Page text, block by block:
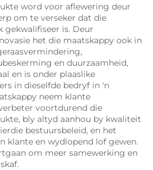
word voor aflewering deur
om te verseker dat die
gekwalifiseer is. Deur
het die maatskappy ook in
en duurzaamheid,
en is onder plaaslike
in dieselfde bedryf in 'n
neem klante
voortdurend die
bly altyd aanhou by kwaliteit
bestuursbeleid, en het
klante en wydlopend lof gewen.
om meer samewerking en